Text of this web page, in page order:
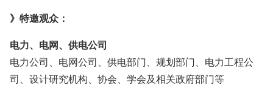
》 特邀观众：
电力、电网、供电公司
电力公司、电网公司、供电部门、规划部门、电力工程公
司、设计研究机构、协会、学会及相关政府部门等